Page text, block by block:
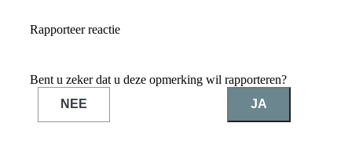
Rapporteer reactie
Bent u zeker dat u deze opmerking wil rapporteren?
NEE
JA